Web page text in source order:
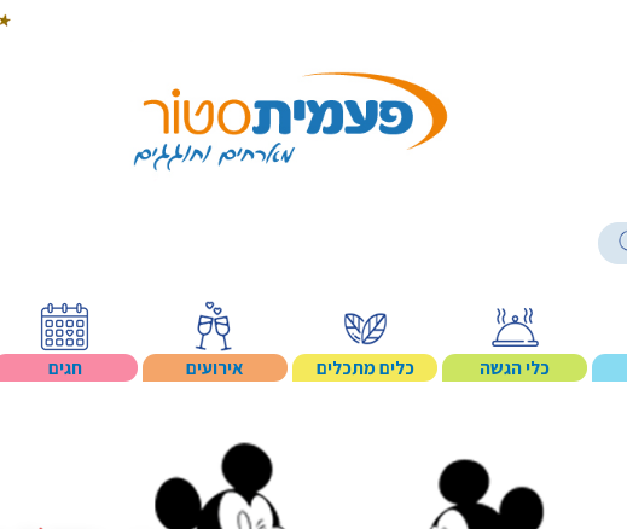
Search
כלי הגשה כלים מתכלים אירועים חגים